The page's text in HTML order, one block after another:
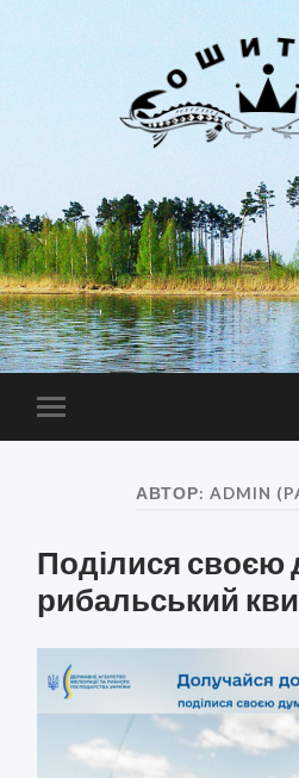
Toggle
mobile
АВТОР:ADMIN
Поділися своєю
рибальський